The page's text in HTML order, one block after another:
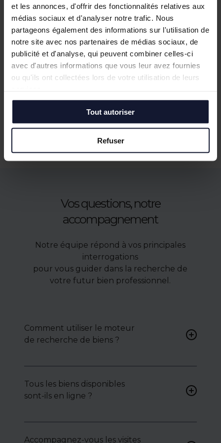
et les annonces, d'offrir des fonctionnalités relatives aux
médias sociaux et d'analyser notre trafic. Nous
partageons également des informations sur l'utilisation de
notre site avec nos partenaires de médias sociaux, de
publicité et d'analyse, qui peuvent combiner celles-ci
avec d'autres informations que vous leur avez fournies
ou qu'ils ont collectées lors de votre utilisation de leurs
Tout autoriser
Refuser
Location
m²
LILLE
Vente
150 m²
Vos questions, notre
accompagnement
Notre équipe répond à vos principales
interrogations
pour vous guider dans la recherche de
votre futur bien professionnel.
Comment utiliser le moteur
de recherche de biens ?
Renseignez vos critères (type
pour accéder à une liste de
biens ciblés.
Tous les biens disponibles
sont-ils en ligne ?
Non. Certains biens sont
Accompagnez-vous les visites